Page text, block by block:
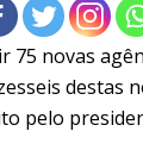
75 novas
destas
pelo